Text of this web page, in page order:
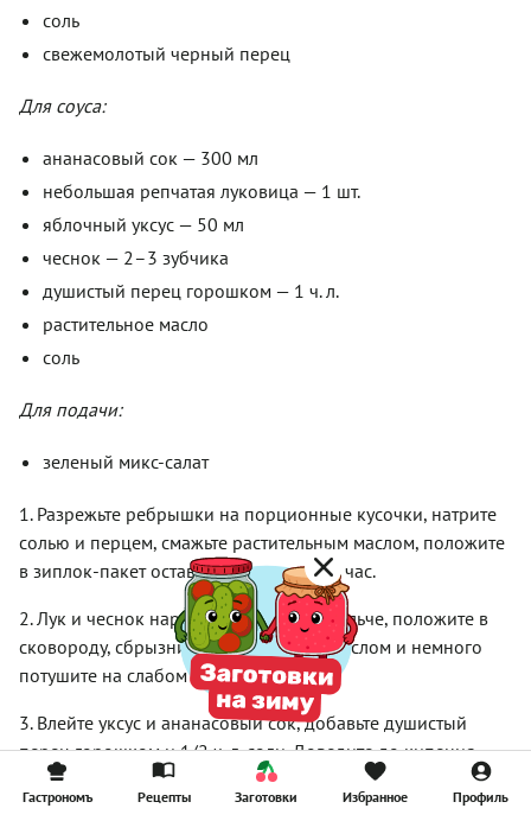
соль
свежемолотый черный перец
Для соуса:
ананасовый сок — 300 мл
небольшая репчатая луковица — 1 шт.
яблочный уксус — 50 мл
чеснок — 2–3 зубчика
душистый перец горошком — 1 ч. л.
растительное масло
соль
Для подачи:
зеленый микс-салат
1. Разрежьте ребрышки на порционные кусочки, натрите
солью и перцем, смажьте растительным маслом, положите
в зиплок-пакет оставьте минимум на 1 час.
2. Лук и чеснок нарежьте как можно мельче, положите в
сковороду, сбрызните растительным маслом и немного
потушите на слабом огне.
3. Влейте уксус и ананасовый сок, добавьте душистый
перец горошком и 1/2 ч. л. соли. Доведите до кипения,
уменьшите нагрев и уварите примерно на 1/3, до
загустения.
Гастрономъ Рецепты Заготовки Избранное Профиль